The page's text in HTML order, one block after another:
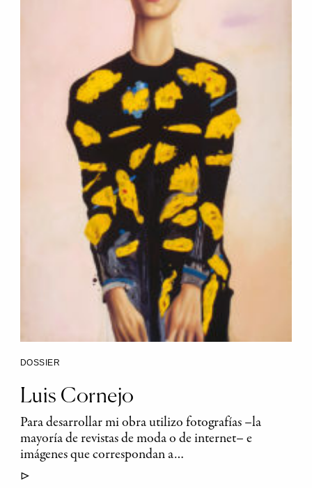
DOSSIER
Luis Cornejo
Para desarrollar mi obra utilizo fotografías –la
mayoría de revistas de moda o de internet– e
imágenes que correspondan a…
▷